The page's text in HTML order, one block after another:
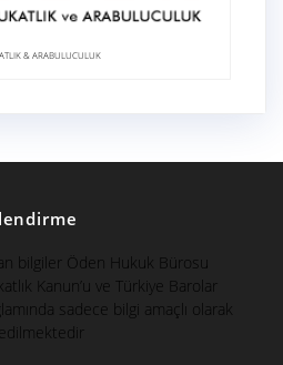
& ARABULUCULUK
bilgiler Öden Hukuk Bürosu
Kanun’u ve Türkiye Barolar
sadece bilgi amaçlı olarak